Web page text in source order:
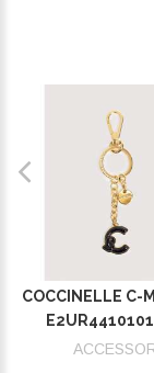
COCCINELLE C-